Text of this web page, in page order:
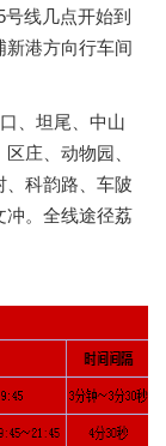
线几点开始到
新港方向行车间
、坦尾、中山
庄、动物园、
、科韵路、车陂
冲。全线途径荔